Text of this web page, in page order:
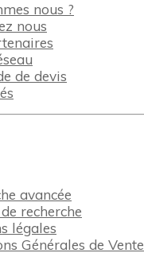
nous ?
nous
de devis
avancée
recherche
légales
Générales de Vente